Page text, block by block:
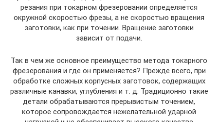
резания при токарном фрезеровании определяется
окружной скоростью фрезы, а не скоростью вращения
заготовки, как при точении. Вращение заготовки
зависит от подачи.
Так в чем же основное преимущество метода токарного
фрезерования и где он применяется? Прежде всего, при
обработке сложных корпусных заготовок, содержащих
различные канавки, углубления и т. д. Традиционно такие
детали обрабатываются прерывистым точением,
которое сопровождается нежелательной ударной